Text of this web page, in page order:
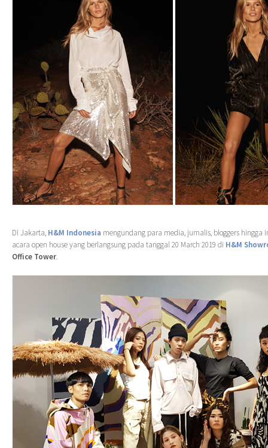
Di Jakarta, H&M Indonesia mengundang para media, jurnalis, bloggers hingga
acara open house yang berlangsung pada tanggal 20 March 2019 di H&M
Office Tower.